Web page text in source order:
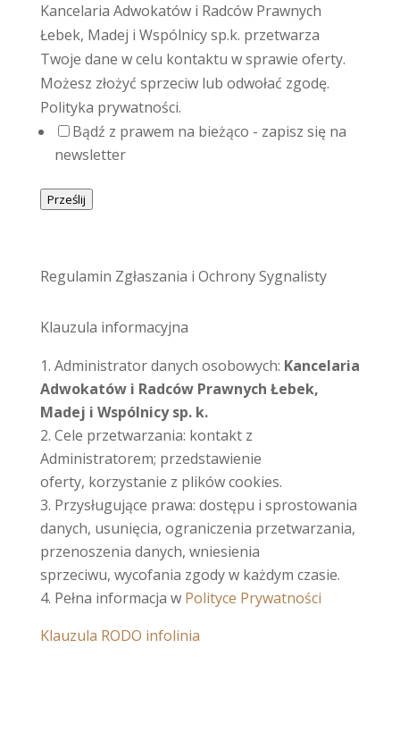
Kancelaria Adwokatów i Radców Prawnych
Łebek, Madej i Wspólnicy sp.k. przetwarza
Twoje dane w celu kontaktu w sprawie oferty.
Możesz złożyć sprzeciw lub odwołać zgodę.
Polityka prywatności.
Bądź z prawem na bieżąco - zapisz się na
newsletter
Prześlij
Regulamin Zgłaszania i Ochrony Sygnalisty
Klauzula informacyjna
Administrator danych osobowych: Kancelaria
Adwokatów i Radców Prawnych Łebek,
Madej i Wspólnicy sp. k.
Cele przetwarzania: kontakt z
Administratorem; przedstawienie
oferty, korzystanie z plików cookies.
Przysługujące prawa: dostępu i sprostowania
danych, usunięcia, ograniczenia przetwarzania,
przenoszenia danych, wniesienia
sprzeciwu, wycofania zgody w każdym czasie.
Pełna informacja w Polityce Prywatności
Klauzula RODO infolinia